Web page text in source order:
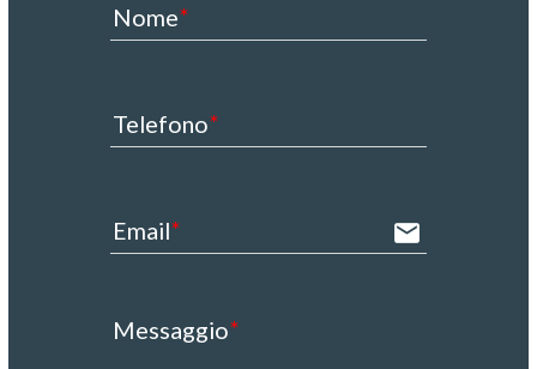
Nome
Telefono
Email email
Messaggio